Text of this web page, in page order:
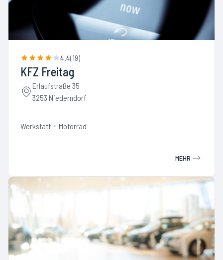
4.4(19)
KFZ Freitag
Erlaufstraße 35
3253 Niederndorf
Werkstatt Motorrad
MEHR